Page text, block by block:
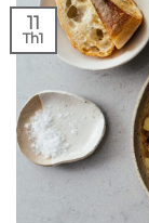
11
Th1